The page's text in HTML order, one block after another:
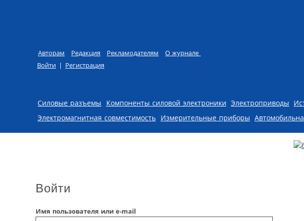
Авторам Редакция Рекламодателям
О журнале
Войти | Регистрация
Skip to content
Силовые разъемы Компоненты силовой электроники Электроприводы
Электромагнитная совместимость Измерительные приборы
Войти
Имя пользователя или e-mail